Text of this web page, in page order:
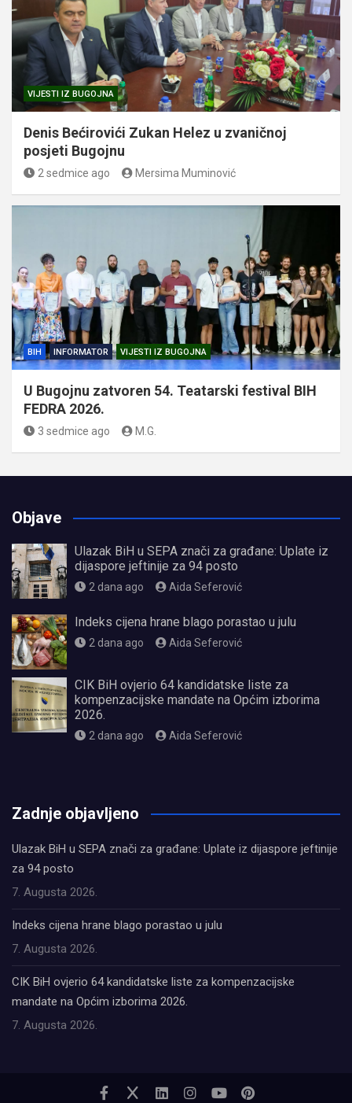
VIJESTI IZ BUGOJNA
Denis Bećirovići Zukan Helez u zvaničnoj
posjeti Bugojnu
2 sedmice ago Mersima Muminović
BIH INFORMATOR VIJESTI IZ BUGOJNA
U Bugojnu zatvoren 54. Teatarski festival BIH
FEDRA 2026.
3 sedmice ago M.G.
Objave
Ulazak BiH u SEPA znači za građane: Uplate iz
dijaspore jeftinije za 94 posto
2 dana ago Aida Seferović
Indeks cijena hrane blago porastao u julu
2 dana ago Aida Seferović
CIK BiH ovjerio 64 kandidatske liste za
kompenzacijske mandate na Općim izborima
2026.
2 dana ago Aida Seferović
Zadnje objavljeno
Ulazak BiH u SEPA znači za građane: Uplate iz dijaspore jeftinije
za 94 posto
7. Augusta 2026.
Indeks cijena hrane blago porastao u julu
7. Augusta 2026.
CIK BiH ovjerio 64 kandidatske liste za kompenzacijske
mandate na Općim izborima 2026.
7. Augusta 2026.